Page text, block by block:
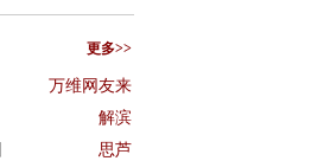
更多>>
万维网友来
解滨
思芦